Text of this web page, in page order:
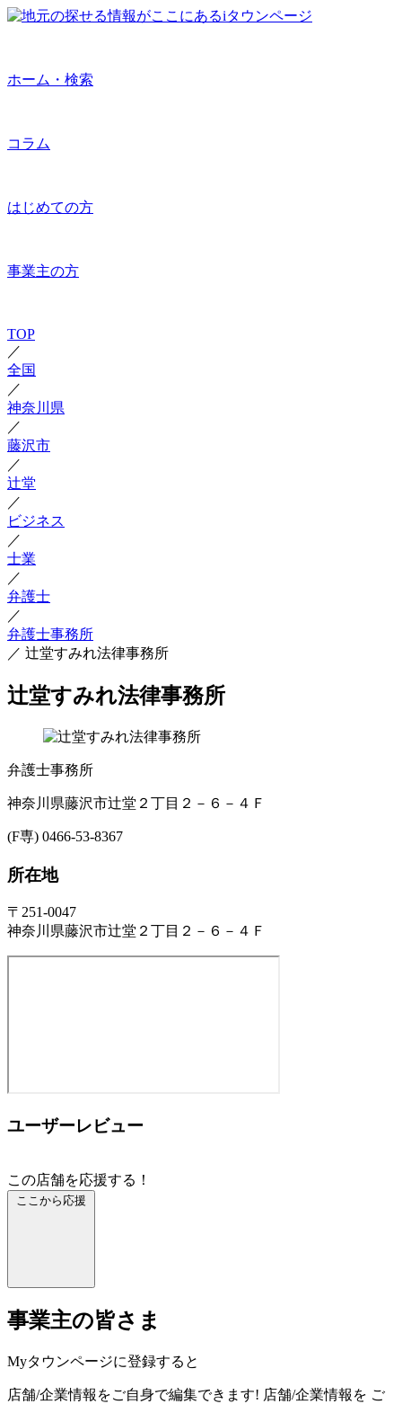
ホーム・検索
コラム
はじめての方
事業主の方
TOP
／
全国
／
神奈川県
／
藤沢市
／
辻堂
／
ビジネス
／
士業
／
弁護士
／
弁護士事務所
／ 辻堂すみれ法律事務所
辻堂すみれ法律事務所
弁護士事務所
神奈川県藤沢市辻堂２丁目２－６－４Ｆ
(F専) 0466-53-8367
所在地
〒251-0047
神奈川県藤沢市辻堂２丁目２－６－４Ｆ
ユーザーレビュー
この店舗を応援する！
ここから応援
事業主の皆さま
Myタウンページに登録すると
店舗/企業情報をご自身で編集できます! 店舗/企業情報を ご